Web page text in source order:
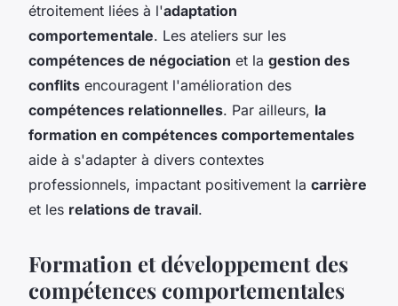
étroitement liées à l'adaptation
comportementale. Les ateliers sur les
compétences de négociation et la gestion des
conflits encouragent l'amélioration des
compétences relationnelles. Par ailleurs, la
formation en compétences comportementales
aide à s'adapter à divers contextes
professionnels, impactant positivement la carrière
et les relations de travail.
Formation et développement des
compétences comportementales